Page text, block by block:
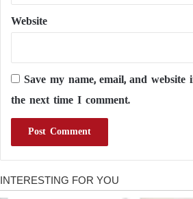
Website
Save my name, email, and
the next time I comment.